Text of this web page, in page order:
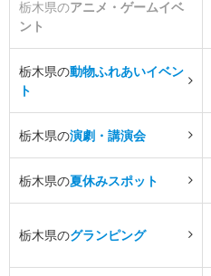
栃木県のアニメ・ゲームイベ
ント
栃木県の動物ふれあいイベン
ト
栃木県の演劇・講演会
栃木県の夏休みスポット
栃木県のグランピング